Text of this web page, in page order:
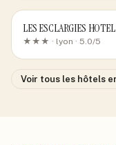
LES ESCLARGIES
★★★ · lyon · 5.0/5
Voir tous les hôtels